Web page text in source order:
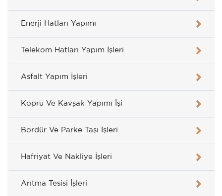
Enerji Hatları Yapımı
Telekom Hatları Yapım İşleri
Asfalt Yapım İşleri
Köprü Ve Kavşak Yapımı İşi
Bordür Ve Parke Taşı İşleri
Hafriyat Ve Nakliye İşleri
Arıtma Tesisi İşleri